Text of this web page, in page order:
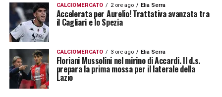
CALCIOMERCATO 2 ore ago Elia Serra
Accelerata per Aurelio! Trattativa avanzata tra
il Cagliari e lo Spezia
CALCIOMERCATO 3 ore ago Elia Serra
Floriani Mussolini nel mirino di Accardi. Il d.s.
prepara la prima mossa per il laterale della
Lazio